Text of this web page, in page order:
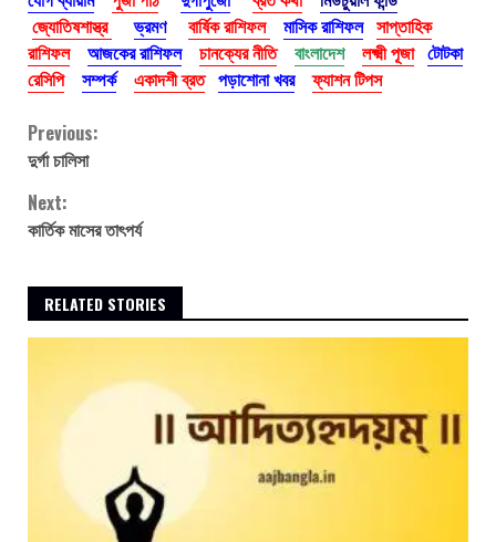
জ্যোতিষশাস্ত্র
ভ্রমণ বার্ষিক রাশিফল মাসিক রাশিফল সাপ্তাহিক
রাশিফল
আজকের রাশিফল চানক্যের নীতি বাংলাদেশ লক্ষ্মী পূজা টোটকা
রেসিপি
সম্পর্ক একাদশী ব্রত পড়াশোনা খবর ফ্যাশন টিপস
Continue
Reading
Previous:
দুর্গা চালিসা
Next:
কার্তিক মাসের তাৎপর্য
RELATED STORIES